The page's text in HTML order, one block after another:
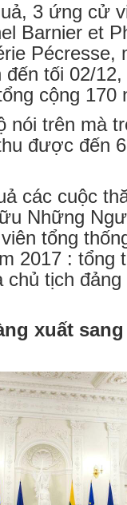
3 ứng cử
Barnier et
đến tối 02/
cộng 170
nói trên mà
được đến
các cuộc
Những
tổng
2017 : tổng
chủ tịch
xuất